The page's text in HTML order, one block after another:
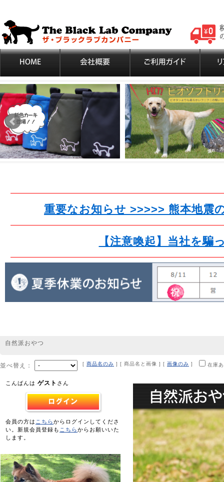
重要なお知らせ >>>>> 熊本地震
【注意喚起】当社を
自然派おやつ
並べ替え： [ 商品名のみ ] [ 商品名と画像 ] [ 画像のみ ] 在庫
こんばんは ゲスト さん
会員の方は こちらからログインしてくださ
い。新規会員登録も こちらからお願いいた
します。